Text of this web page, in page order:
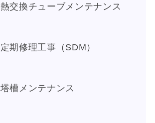
熱交換チューブメンテナンス
定期修理工事（SDM）
塔槽メンテナンス